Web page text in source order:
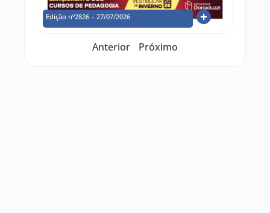
Edição nº2826 – 27/07/2026
Anterior Próximo